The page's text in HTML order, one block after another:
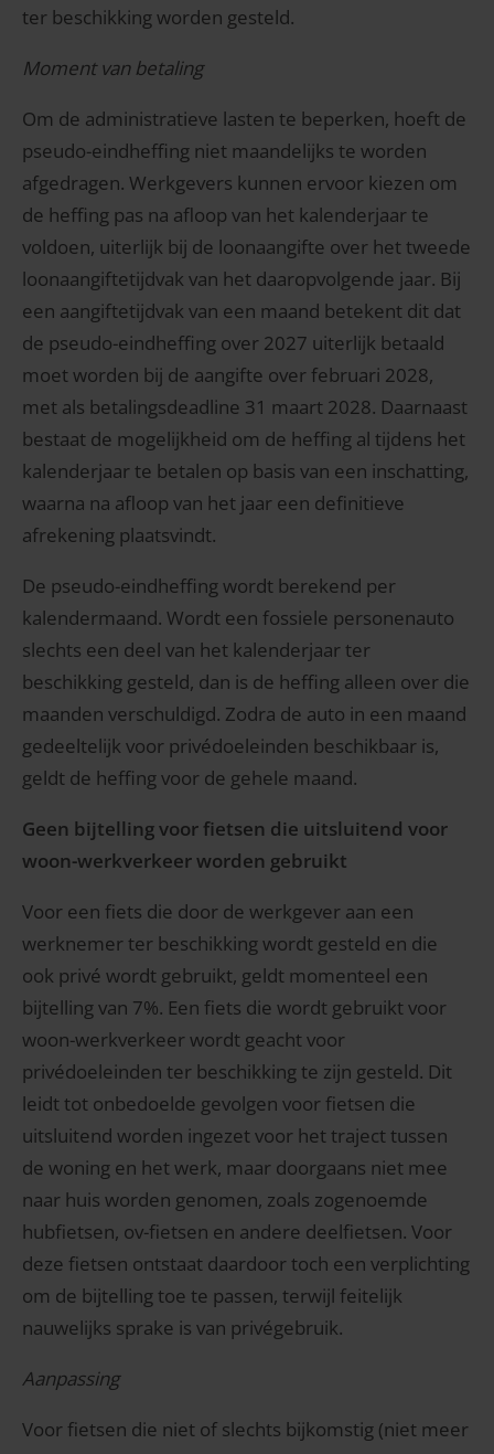
ter beschikking worden gesteld.
Moment van betaling
Om de administratieve lasten te beperken, hoeft de
pseudo-eindheffing niet maandelijks te worden
afgedragen. Werkgevers kunnen ervoor kiezen om
de heffing pas na afloop van het kalenderjaar te
voldoen, uiterlijk bij de loonaangifte over het tweede
loonaangiftetijdvak van het daaropvolgende jaar. Bij
een aangiftetijdvak van een maand betekent dit dat
de pseudo-eindheffing over 2027 uiterlijk betaald
moet worden bij de aangifte over februari 2028,
met als betalingsdeadline 31 maart 2028. Daarnaast
bestaat de mogelijkheid om de heffing al tijdens het
kalenderjaar te betalen op basis van een inschatting,
waarna na afloop van het jaar een definitieve
afrekening plaatsvindt.
De pseudo-eindheffing wordt berekend per
kalendermaand. Wordt een fossiele personenauto
slechts een deel van het kalenderjaar ter
beschikking gesteld, dan is de heffing alleen over die
maanden verschuldigd. Zodra de auto in een maand
gedeeltelijk voor privédoeleinden beschikbaar is,
geldt de heffing voor de gehele maand.
Geen bijtelling voor fietsen die uitsluitend voor
woon-werkverkeer worden gebruikt
Voor een fiets die door de werkgever aan een
werknemer ter beschikking wordt gesteld en die
ook privé wordt gebruikt, geldt momenteel een
bijtelling van 7%. Een fiets die wordt gebruikt voor
woon-werkverkeer wordt geacht voor
privédoeleinden ter beschikking te zijn gesteld. Dit
leidt tot onbedoelde gevolgen voor fietsen die
uitsluitend worden ingezet voor het traject tussen
de woning en het werk, maar doorgaans niet mee
naar huis worden genomen, zoals zogenoemde
hubfietsen, ov-fietsen en andere deelfietsen. Voor
deze fietsen ontstaat daardoor toch een verplichting
om de bijtelling toe te passen, terwijl feitelijk
nauwelijks sprake is van privégebruik.
Aanpassing
Voor fietsen die niet of slechts bijkomstig (niet meer